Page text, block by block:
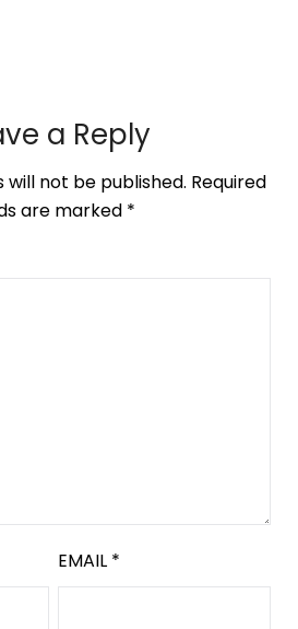
a Reply
will not be published. Required
are marked *
EMAIL *